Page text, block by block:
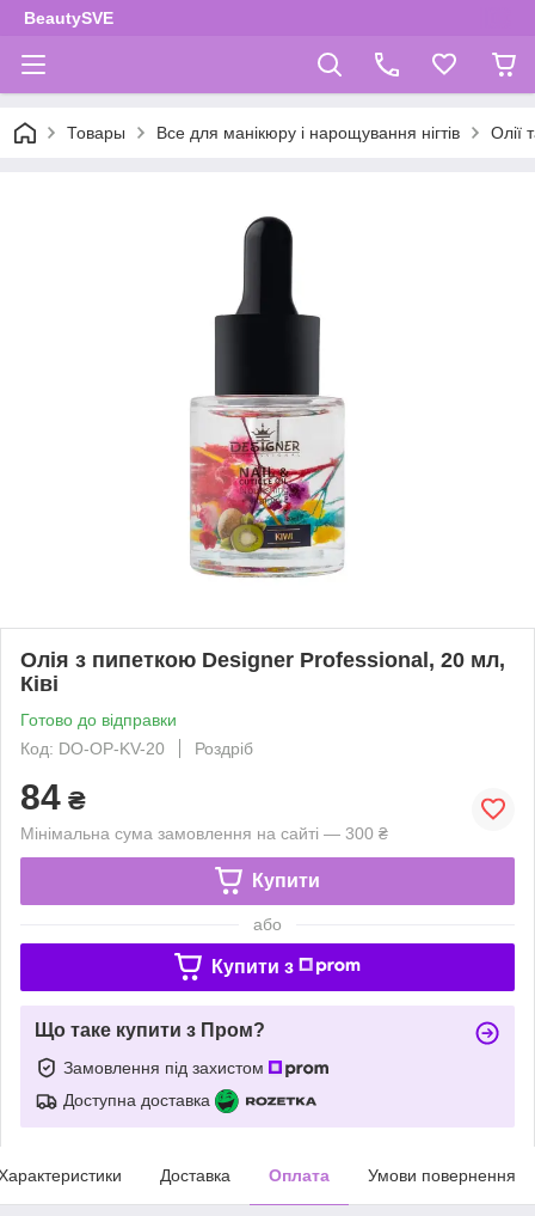
BeautySVE
Товары Все для манікюру і нарощування нігтів Олії
Олія з пипеткою Designer Professional, 20 мл,
Ківі
Готово до відправки
Код: DO-OP-KV-20
Роздріб
84 ₴
Мінімальна сума замовлення на сайті — 300 ₴
Купити
або
Купити з
Що таке купити з Пром?
Замовлення під захистом
Доступна доставка
Доставка Оплата Умови повернення